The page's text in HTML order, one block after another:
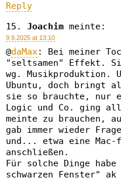
Reply
Joachim meinte:
9.9.2025 at 13:10
@daMax: Bei meiner
"seltsamen" Effekt.
wg. Musikproduktion.
Ubuntu, doch bringt
sie so brauchte, nur
Logic und Co. ging
meinte zu brauchen,
gab immer wieder
und... etwa eine
anschließen.
Für solche Dinge
schwarzen Fenster" ak